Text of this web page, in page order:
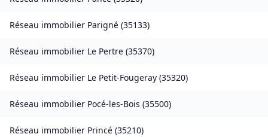
Réseau immobilier Parigné (35133)
Réseau immobilier Le Pertre (35370)
Réseau immobilier Le Petit-Fougeray (35320)
Réseau immobilier Pocé-les-Bois (35500)
Réseau immobilier Princé (35210)